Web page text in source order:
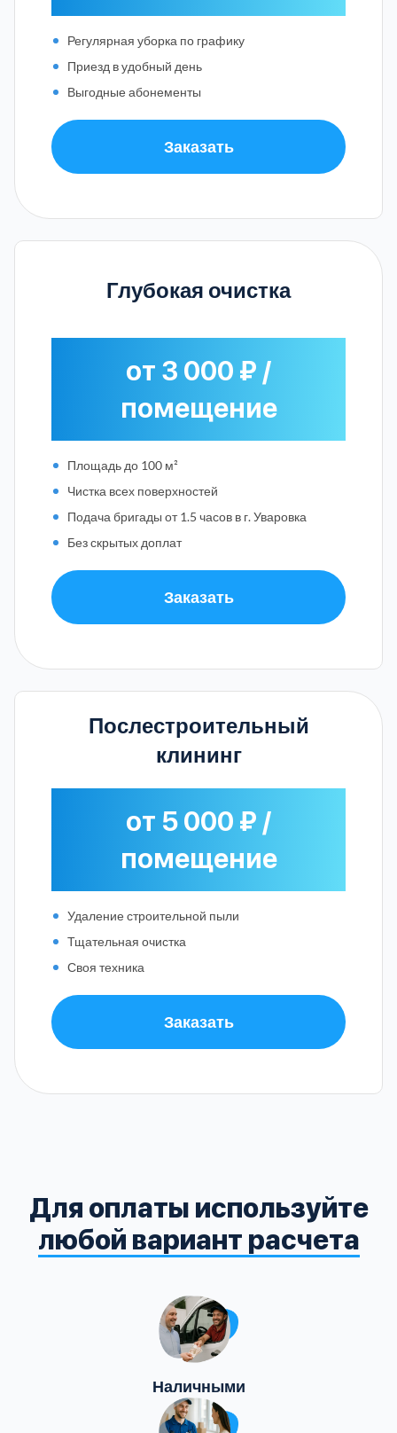
Регулярная уборка по графику
Приезд в удобный день
Выгодные абонементы
Заказать
Глубокая очистка
от 3 000 ₽ /
помещение
Площадь до 100 м²
Чистка всех поверхностей
Подача бригады от 1.5 часов в г. Уваровка
Без скрытых доплат
Заказать
Послестроительный
клининг
от 5 000 ₽ /
помещение
Удаление строительной пыли
Тщательная очистка
Своя техника
Заказать
Для оплаты используйте
любой вариант расчета
Наличными